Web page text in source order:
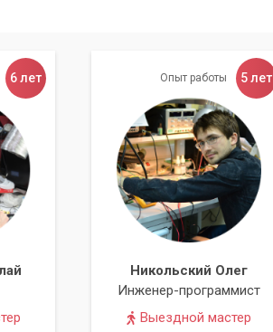
6 лет Опыт работы 5 лет
Никольский Олег
Инженер-программист
Выездной мастер